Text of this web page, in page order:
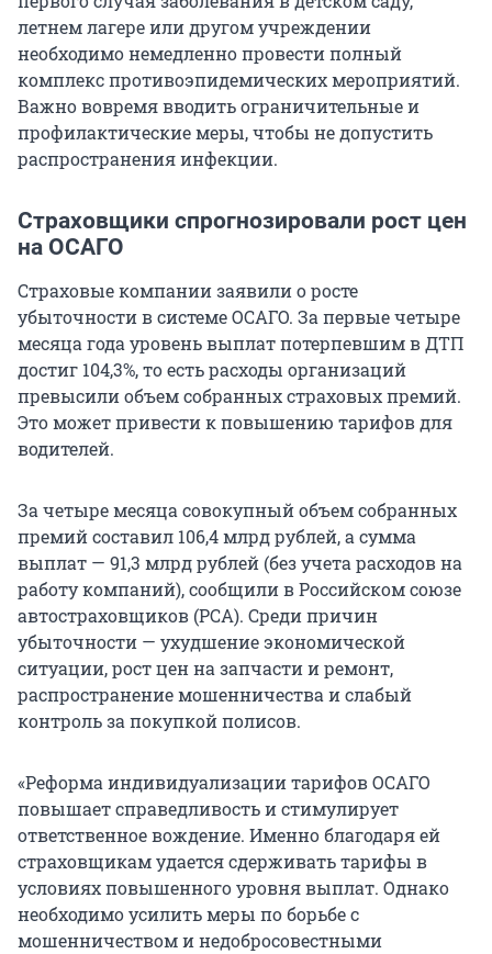
летнем лагере или другом учреждении
необходимо немедленно провести полный
комплекс противоэпидемических мероприятий.
Важно вовремя вводить ограничительные и
профилактические меры, чтобы не допустить
распространения инфекции.
Страховщики спрогнозировали рост цен
на ОСАГО
Страховые компании заявили о росте
убыточности в системе ОСАГО. За первые четыре
месяца года уровень выплат потерпевшим в ДТП
достиг 104,3%, то есть расходы организаций
превысили объем собранных страховых премий.
Это может привести к повышению тарифов для
водителей.
За четыре месяца совокупный объем собранных
премий составил 106,4 млрд рублей, а сумма
выплат — 91,3 млрд рублей (без учета расходов на
работу компаний), сообщили в Российском союзе
автостраховщиков (РСА). Среди причин
убыточности — ухудшение экономической
ситуации, рост цен на запчасти и ремонт,
распространение мошенничества и слабый
контроль за покупкой полисов.
«Реформа индивидуализации тарифов ОСАГО
повышает справедливость и стимулирует
ответственное вождение. Именно благодаря ей
страховщикам удается сдерживать тарифы в
условиях повышенного уровня выплат. Однако
необходимо усилить меры по борьбе с
мошенничеством и недобросовестными